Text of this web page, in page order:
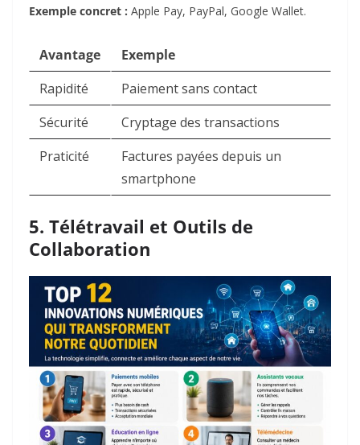
Exemple concret : Apple Pay, PayPal, Google Wallet.
Avantage
Exemple
Rapidité
Paiement sans contact
Sécurité
Cryptage des transactions
Praticité
Factures payées depuis un
smartphone
5. Télétravail et Outils de
Collaboration